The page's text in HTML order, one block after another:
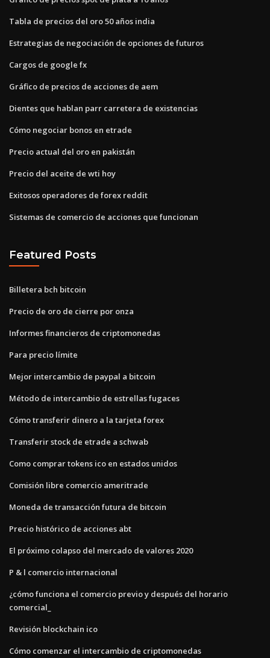
Tabla de precios del oro 50 años india
Estrategias de negociación de opciones de futuros
Cargos de google fx
Gráfico de precios de acciones de aem
Dientes que hablan parr carretera de existencias
Cómo negociar bonos en etrade
Precio actual del oro en pakistán
Precio del aceite de wti hoy
Exitosos operadores de forex reddit
Sistemas de comercio de acciones que funcionan
Featured Posts
Billetera bch bitcoin
Precio de oro de cierre por onza
Informes financieros de criptomonedas
Para precio límite
Mejor intercambio de paypal a bitcoin
Método de intercambio de estrellas fugaces
Cómo transferir dinero a la tarjeta forex
Transferir stock de etrade a schwab
Como comprar tokens ico en estados unidos
Comisión libre comercio ameritrade
Moneda de transacción futura de bitcoin
Precio histórico de acciones abt
El próximo colapso del mercado de valores 2020
P & l comercio internacional
¿cómo funciona el comercio previo y después del horario
comercial_
Revisión blockchain ico
Cómo comenzar el intercambio de criptomonedas